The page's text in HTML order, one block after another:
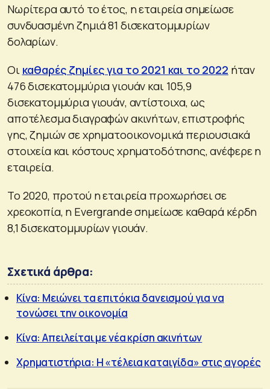
Νωρίτερα αυτό το έτος, η εταιρεία σημείωσε
συνδυασμένη ζημιά 81 δισεκατομμυρίων
δολαρίων.
Οι καθαρές ζημίες για το 2021 και το 2022 ήταν
476 δισεκατομμύρια γιουάν και 105,9
δισεκατομμύρια γιουάν, αντίστοιχα, ως
αποτέλεσμα διαγραφών ακινήτων, επιστροφής
γης, ζημιών σε χρηματοοικονομικά περιουσιακά
στοιχεία και κόστους χρηματοδότησης, ανέφερε η
εταιρεία.
Το 2020, προτού η εταιρεία προχωρήσει σε
χρεοκοπία, η Evergrande σημείωσε καθαρά κέρδη
8,1 δισεκατομμυρίων γιουάν.
Σχετικά άρθρα:
Κίνα: Μειώνει τα επιτόκια δανεισμού για να
τονώσει την οικονομία
Κίνα: Απειλείται με νέα κρίση ακινήτων
Χρηματιστήρια: Η «τέλεια καταιγίδα» στις αγορές